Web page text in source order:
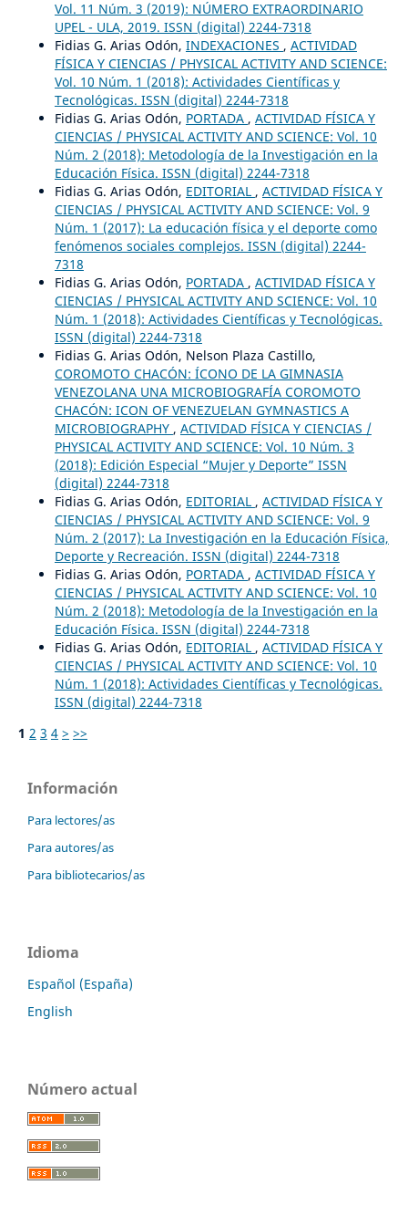
Vol. 11 Núm. 3 (2019): NÚMERO EXTRAORDINARIO
UPEL - ULA, 2019. ISSN (digital) 2244-7318
Fidias G. Arias Odón, INDEXACIONES , ACTIVIDAD
FÍSICA Y CIENCIAS / PHYSICAL ACTIVITY AND SCIENCE:
Vol. 10 Núm. 1 (2018): Actividades Científicas y
Tecnológicas. ISSN (digital) 2244-7318
Fidias G. Arias Odón, PORTADA , ACTIVIDAD FÍSICA Y
CIENCIAS / PHYSICAL ACTIVITY AND SCIENCE: Vol. 10
Núm. 2 (2018): Metodología de la Investigación en la
Educación Física. ISSN (digital) 2244-7318
Fidias G. Arias Odón, EDITORIAL , ACTIVIDAD FÍSICA Y
CIENCIAS / PHYSICAL ACTIVITY AND SCIENCE: Vol. 9
Núm. 1 (2017): La educación física y el deporte como
fenómenos sociales complejos. ISSN (digital) 2244-
7318
Fidias G. Arias Odón, PORTADA , ACTIVIDAD FÍSICA Y
CIENCIAS / PHYSICAL ACTIVITY AND SCIENCE: Vol. 10
Núm. 1 (2018): Actividades Científicas y Tecnológicas.
ISSN (digital) 2244-7318
Fidias G. Arias Odón, Nelson Plaza Castillo,
COROMOTO CHACÓN: ÍCONO DE LA GIMNASIA
VENEZOLANA UNA MICROBIOGRAFÍA COROMOTO
CHACÓN: ICON OF VENEZUELAN GYMNASTICS A
MICROBIOGRAPHY , ACTIVIDAD FÍSICA Y CIENCIAS /
PHYSICAL ACTIVITY AND SCIENCE: Vol. 10 Núm. 3
(2018): Edición Especial “Mujer y Deporte” ISSN
(digital) 2244-7318
Fidias G. Arias Odón, EDITORIAL , ACTIVIDAD FÍSICA Y
CIENCIAS / PHYSICAL ACTIVITY AND SCIENCE: Vol. 9
Núm. 2 (2017): La Investigación en la Educación Física,
Deporte y Recreación. ISSN (digital) 2244-7318
Fidias G. Arias Odón, PORTADA , ACTIVIDAD FÍSICA Y
CIENCIAS / PHYSICAL ACTIVITY AND SCIENCE: Vol. 10
Núm. 2 (2018): Metodología de la Investigación en la
Educación Física. ISSN (digital) 2244-7318
Fidias G. Arias Odón, EDITORIAL , ACTIVIDAD FÍSICA Y
CIENCIAS / PHYSICAL ACTIVITY AND SCIENCE: Vol. 10
Núm. 1 (2018): Actividades Científicas y Tecnológicas.
ISSN (digital) 2244-7318
1 2 3 4 > >>
Información
Para lectores/as
Para autores/as
Para bibliotecarios/as
Idioma
Español (España)
English
Número actual